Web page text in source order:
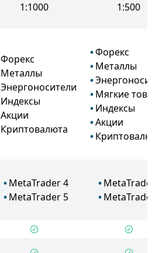
1:1000 1:500
Форекс
Металлы
Энергоносители
Индексы
Акции
Криптовалюта
Форекс
Металлы
Мягкие
Индексы
Акции
MetaTrader 4
MetaTrader 5
MetaTrader
MetaTrader